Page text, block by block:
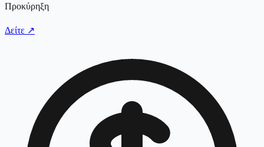
Προκύρηξη
Δείτε ↗